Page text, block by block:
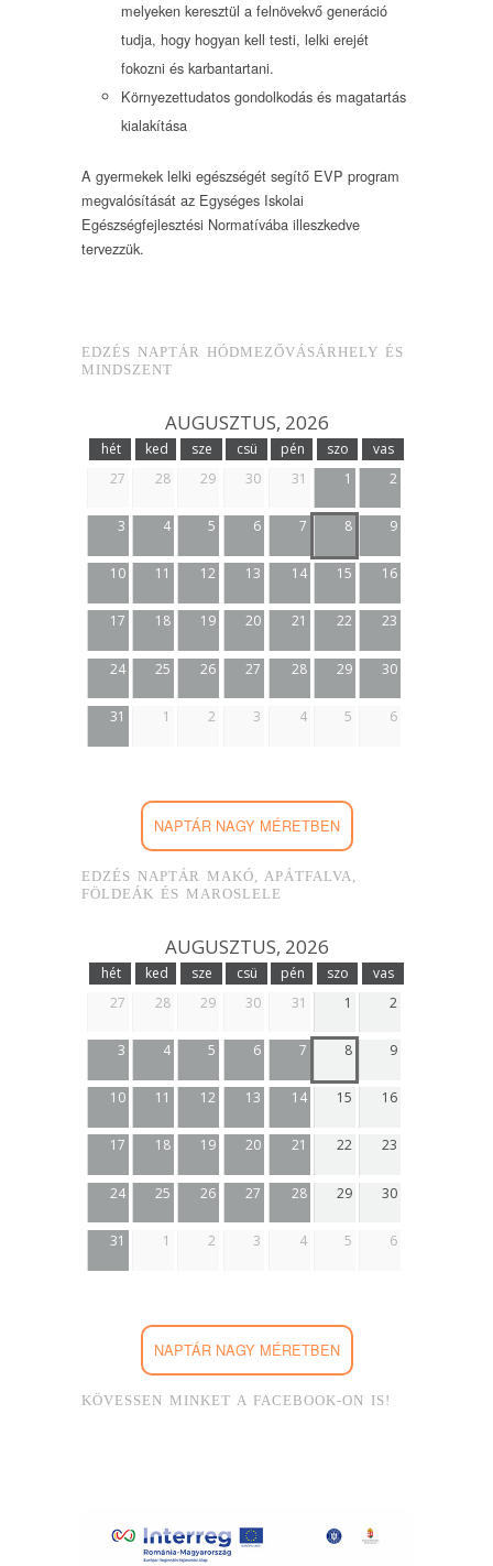
melyeken keresztül a felnövekvő generáció
tudja, hogy hogyan kell testi, lelki erejét
fokozni és karbantartani.
Környezettudatos gondolkodás és magatartás
kialakítása
A gyermekek lelki egészségét segítő EVP program
megvalósítását az Egységes Iskolai
Egészségfejlesztési Normatívába illeszkedve
tervezzük.
EDZÉS NAPTÁR HÓDMEZŐVÁSÁRHELY ÉS
MINDSZENT
AUGUSZTUS, 2026
hét ked sze csü pén szo
vas
27
28 29 30 31 1 2
3 4 5 6 7 8 9
10 11 12 13 14 15 16
17 18 19 20 21 22 23
24 25 26 27 28 29 30
31 1 2 3 4 5 6
NAPTÁR NAGY MÉRETBEN
EDZÉS NAPTÁR MAKÓ, APÁTFALVA,
FÖLDEÁK ÉS MAROSLELE
AUGUSZTUS, 2026
hét ked sze csü pén szo
vas
27
28 29 30 31 1 2
3 4 5 6 7 8 9
10 11 12 13 14 15 16
17 18 19 20 21 22 23
24 25 26 27 28 29 30
31 1 2 3 4 5 6
NAPTÁR NAGY MÉRETBEN
KÖVESSEN MINKET A FACEBOOK-ON IS!